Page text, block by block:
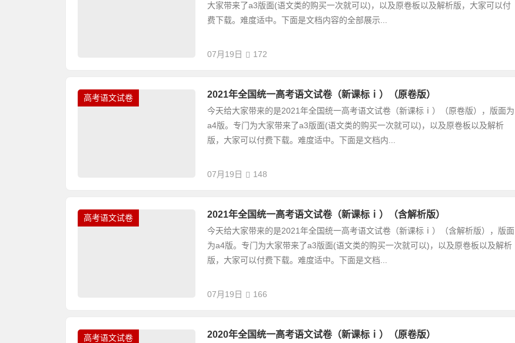
大家带来了a3版面(语文类的购买一次就可以)，以及原卷板以及解析版，大家可以付
费下载。难度适中。下面是文档内容的全部展示...
07月19日 172
高考语文试卷 2021年全国统一高考语文试卷（新课标ⅰ）（原卷版）
今天给大家带来的是2021年全国统一高考语文试卷（新课标ⅰ）（原卷版），版面为
a4版。专门为大家带来了a3版面(语文类的购买一次就可以)，以及原卷板以及解析
版，大家可以付费下载。难度适中。下面是文档内...
07月19日 148
高考语文试卷 2021年全国统一高考语文试卷（新课标ⅰ）（含解析版）
今天给大家带来的是2021年全国统一高考语文试卷（新课标ⅰ）（含解析版），版面
为a4版。专门为大家带来了a3版面(语文类的购买一次就可以)，以及原卷板以及解析
版，大家可以付费下载。难度适中。下面是文档...
07月19日 166
高考语文试卷 2020年全国统一高考语文试卷（新课标ⅰ）（原卷版）